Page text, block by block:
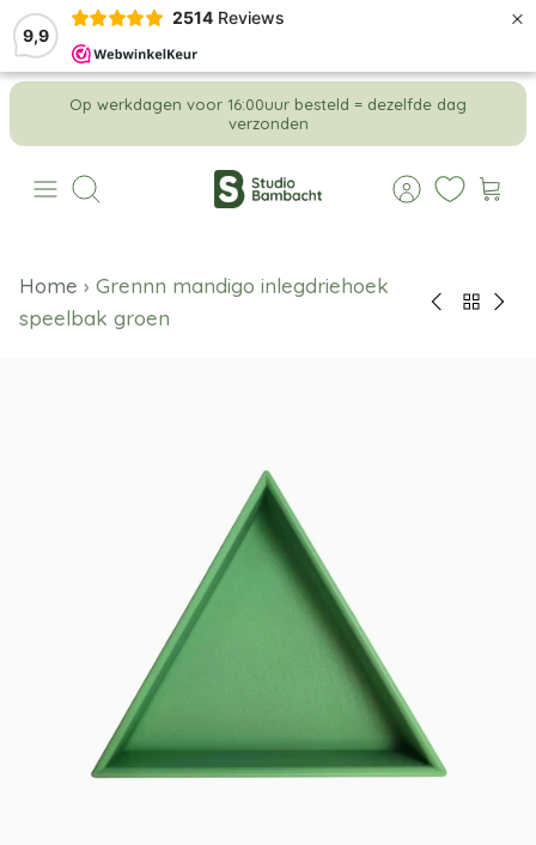
9,9
2514 Reviews ×
Meteen
de
content
Op werkdagen voor 16:00uur besteld = dezelfde dag
verzonden
Zoeken
Home › Grennn mandigo inlegdriehoek
speelbak groen